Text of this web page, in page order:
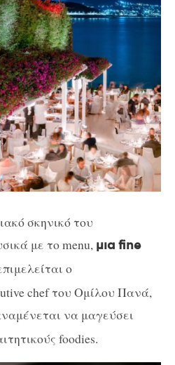
σκηνικό του
με το menu, μια fine
ο
chef του Ομίλου Πανά,
να μαγεύσει
foodies.